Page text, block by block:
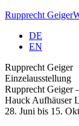
Rupprecht Geiger
DE
EN
Rupprecht Geiger
Einzelausstellung
Rupprecht Geiger
Hauck Aufhäuser
28. Juni bis 15.